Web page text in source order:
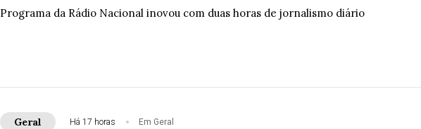
Programa da Rádio Nacional inovou com duas horas de jornalismo diário
Geral Há 17 horas Em Geral